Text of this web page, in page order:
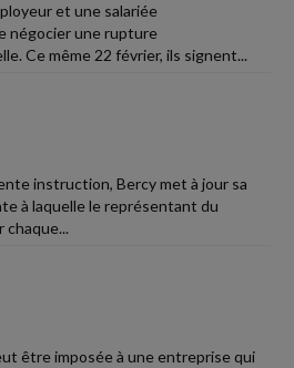
et une salariée
négocier une rupture
Ce même 22 février, ils signent...
instruction, Bercy met à jour sa
à laquelle le représentant du
chaque...
être imposée à une entreprise qui